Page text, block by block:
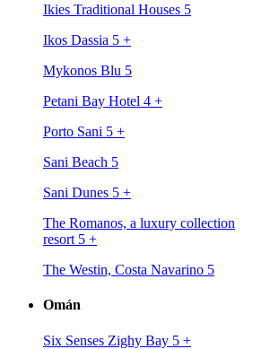
Ikies Traditional Houses 5
Ikos Dassia 5 +
Mykonos Blu 5
Petani Bay Hotel 4 +
Porto Sani 5 +
Sani Beach 5
Sani Dunes 5 +
The Romanos, a luxury collection
resort 5 +
The Westin, Costa Navarino 5
Omán
Six Senses Zighy Bay 5 +